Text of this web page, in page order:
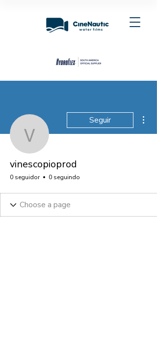
vinescopioprod
Seguir
vinescopioprod
0 seguidor 0 seguindo